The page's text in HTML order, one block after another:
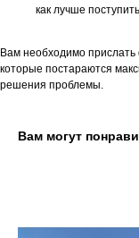
как лучше
Вам необходимо
которые постараются
решения проблемы.
Вам могут